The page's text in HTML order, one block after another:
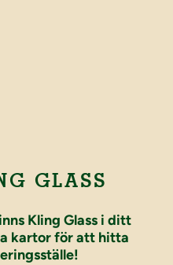
GLASS
Kling Glass i ditt
kartor för att hitta